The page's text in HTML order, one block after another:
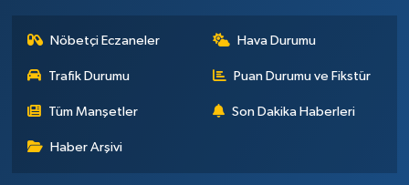
Nöbetçi Eczaneler Hava Durumu
Trafik Durumu Puan Durumu ve Fikstür
Tüm Manşetler Son Dakika Haberleri
Haber Arşivi